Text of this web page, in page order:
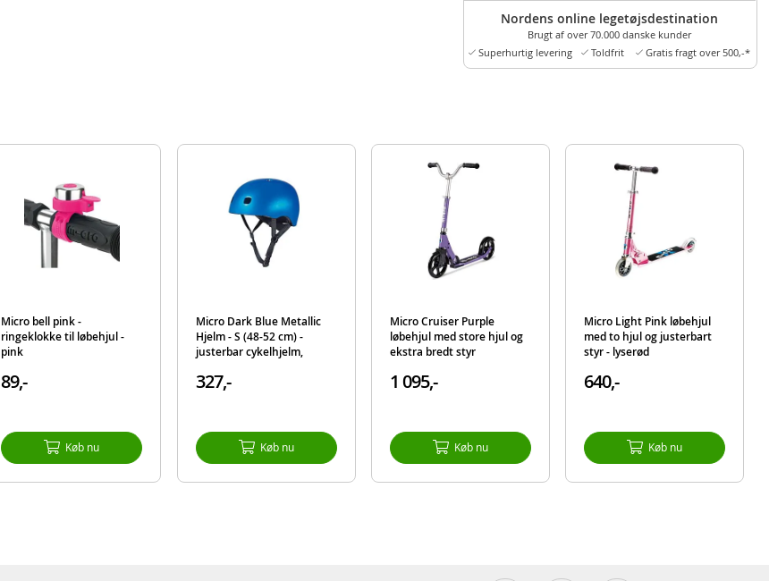
Nordens online legetøjsdestination
Brugt af over 70.000 danske kunder
Superhurtig levering
Toldfrit Gratis fragt over 500,-*
Micro bell pink -
ringeklokke til løbehjul -
pink
89,-
Køb nu
Micro Dark Blue Metallic
Hjelm - S (48-52 cm) -
justerbar cykelhjelm,
327,-
Køb nu
Micro Cruiser Purple
løbehjul med store hjul og
ekstra bredt styr
1 095,-
Køb nu
Micro Light Pink løbehjul
med to hjul og justerbart
styr - lyserød
640,-
Køb nu